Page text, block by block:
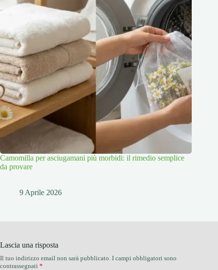
Camomilla per asciugamani più morbidi: il rimedio semplice
da provare
9 Aprile 2026
Lascia una risposta
Il tuo indirizzo email non sarà pubblicato. I campi obbligatori sono
contrassegnati *